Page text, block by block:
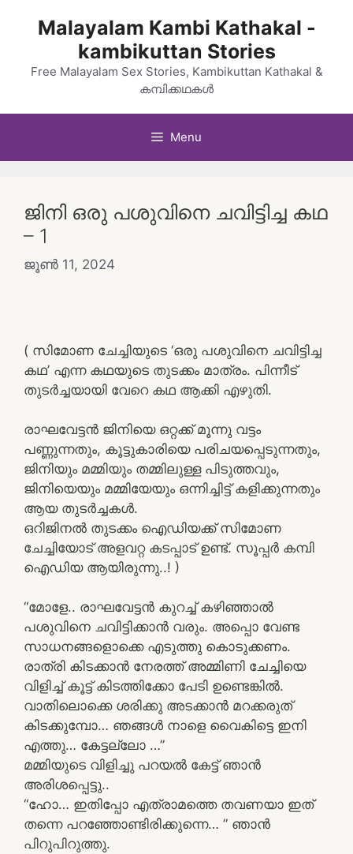
Malayalam Kambi Kathakal -
kambikuttan Stories
Free Malayalam Sex Stories, Kambikuttan Kathakal &
കമ്പിക്കഥകൾ
Menu
ജിനി ഒരു പശുവിനെ ചവിട്ടിച്ച കഥ
– 1
ജൂൺ 11, 2024
( സിമോണ ചേച്ചിയുടെ ‘ഒരു പശുവിനെ ചവിട്ടിച്ച
കഥ’ എന്ന കഥയുടെ തുടക്കം മാത്രം. പിന്നീട്
തുടർച്ചയായി വേറെ കഥ ആക്കി എഴുതി.
രാഘവേട്ടന്‍ ജിനിയെ ഒറ്റക്ക് മൂന്നു വട്ടം
പണ്ണുന്നതും, കൂട്ടുകാരിയെ പരിചയപ്പെടുന്നതും,
ജിനിയും മമ്മിയും തമ്മിലുള്ള പിടുത്തവും,
ജിനിയെയും മമ്മിയേയും ഒന്നിച്ചിട്ട് കളിക്കുന്നതും
ആയ തുടർച്ചകൾ.
ഒറിജിനൽ തുടക്കം ഐഡിയക്ക് സിമോണ
ചേച്ചിയോട് അളവറ്റ കടപ്പാട് ഉണ്ട്. സൂപ്പർ കമ്പി
ഐഡിയ ആയിരുന്നു..! )
“മോളേ.. രാഘവേട്ടന്‍ കുറച്ച്‌ കഴിഞ്ഞാല്‍
പശുവിനെ ചവിട്ടിക്കാന്‍ വരും. അപ്പൊ വേണ്ട
സാധനങ്ങളൊക്കെ എടുത്തു കൊടുക്കണം.
രാത്രി കിടക്കാന്‍ നേരത്ത്‌ അമ്മിണി ചേച്ചിയെ
വിളിച്ച്‌ കൂട്ട്‌ കിടത്തിക്കോ പേടി ഉണ്ടെങ്കില്‍.
വാതിലൊക്കെ ശരിക്കു അടക്കാന്‍ മറക്കരുത്‌
കിടക്കുമ്പോ… ഞങ്ങള്‍ നാളെ വൈകിട്ടെ ഇനി
എത്തു… കേട്ടല്ലോ …”
മമ്മിയുടെ വിളിച്ചു പറയല്‍ കേട്ട്‌ ഞാന്‍
അരിശപ്പെട്ടു..
“ഹോ… ഇതിപ്പോ എത്രാമത്തെ തവണയാ ഇത്‌
തന്നെ പറഞ്ഞോണ്ടിരിക്കുന്നെ… ” ഞാന്‍
പിറുപിറുത്തു.